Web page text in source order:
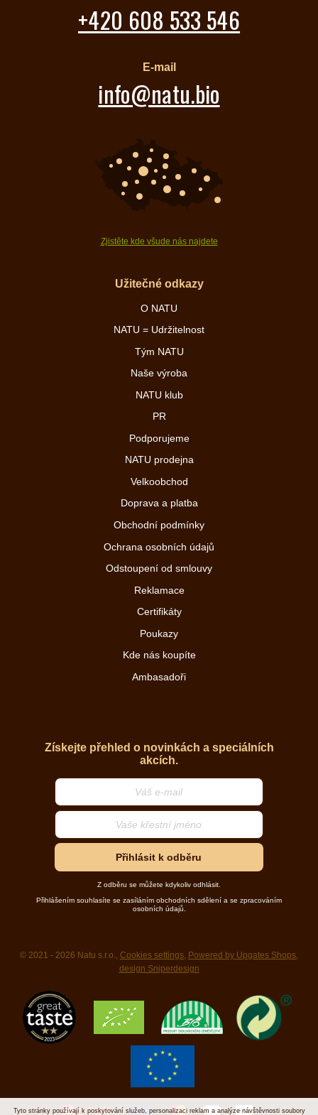
+420 608 533 546
E-mail
info@natu.bio
Zjistěte kde všude nás najdete
Užitečné odkazy
O NATU
NATU = Udržitelnost
Tým NATU
Naše výroba
NATU klub
PR
Podporujeme
NATU prodejna
Velkoobchod
Doprava a platba
Obchodní podmínky
Ochrana osobních údajů
Odstoupení od smlouvy
Reklamace
Certifikáty
Poukazy
Kde nás koupíte
Ambasadoři
Získejte přehled o novinkách a speciálních
akcích.
Přihlásit k odběru
Z odběru se můžete kdykoliv odhlásit.
Přihlášením souhlasíte se zasíláním obchodních sdělení a se zpracováním
osobních údajů.
© 2021 - 2026 Natu s.r.o., Cookies settings Powered by Upgates Shops
design Sniperdesign
Tyto stránky používají k poskytování služeb, personalizaci reklam a analýze návštěvnosti soubory